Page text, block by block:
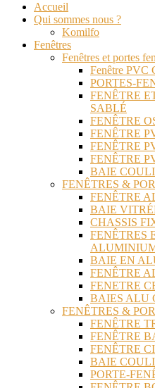
Accueil
Qui sommes nous ?
Komilfo
Fenêtres
Fenêtres et portes
Fenêtre PVC
PORTES-
FENÊTRE
SABLÉ
FENÊTRE
FENÊTRE
FENÊTRE
FENÊTRE
BAIE
FENÊTRES &
FENÊTRE
BAIE
CHASSIS
FENÊTRES
BAIE EN
FENÊTRE
FENETRE
BAIES ALU
FENÊTRES &
FENÊTRE
FENÊTRE
FENÊTRE
BAIE
PORTE-